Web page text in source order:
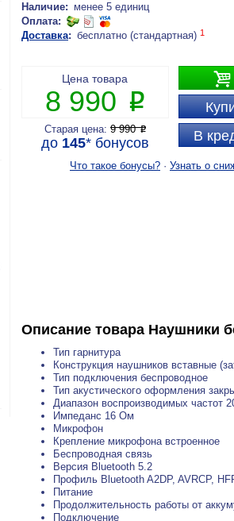
Наличие: менее 5 единиц
Оплата:
Доставка: бесплатно (стандартная) 1

В
Цена товара
8 990 P
Старая цена: 9 990P
до 145*бонусов
Что такое бонусы? · Узнать о
Описание товара Наушники
Тип гарнитура
Конструкция наушников вставные
Тип подключения беспроводное
Тип акустического оформления
Диапазон воспроизводимых частот
Импеданс 16 Ом
Микрофон
Крепление микрофона встроенное
Беспроводная связь
Версия Bluetooth 5.2
Профиль Bluetooth A2DP, AVRCP,
Питание
Продолжительность работы от
Подключение